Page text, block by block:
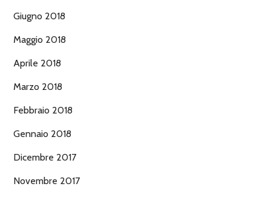
Giugno 2018
Maggio 2018
Aprile 2018
Marzo 2018
Febbraio 2018
Gennaio 2018
Dicembre 2017
Novembre 2017